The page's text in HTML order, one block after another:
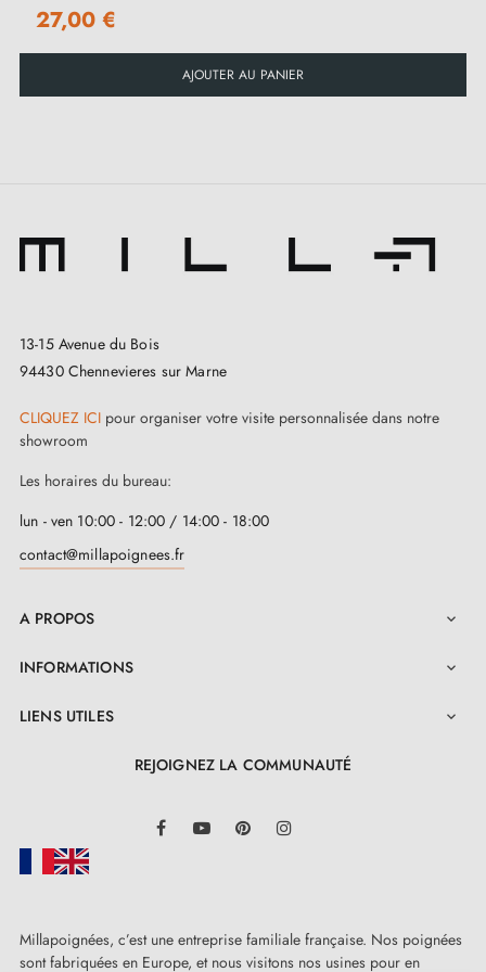
3. Les types de serrures de porte et la
différence entre serrures de chambre,
serrures à barillet et serrures à condamnation
27,00 €
AJOUTER AU PANIER
13-15 Avenue du Bois
94430 Chennevieres sur Marne
CLIQUEZ ICI pour organiser votre visite personnalisée dans notre
showroom
Les horaires du bureau:
lun - ven 10:00 - 12:00 / 14:00 - 18:00
contact@millapoignees.fr
A PROPOS 
INFORMATIONS 
LIENS UTILES 
REJOIGNEZ LA COMMUNAUTÉ
FacebookYouTube Pinterest
Millapoignées, c’est une entreprise familiale française. Nos poignées
sont fabriquées en Europe, et nous visitons nos usines pour en